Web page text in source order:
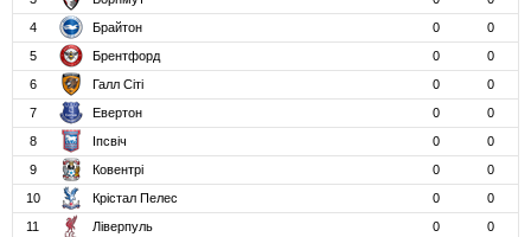
4
Брайтон 0
0
5
Брентфорд 0
0
6
Галл Сіті 0
0
7
Евертон 0
0
8
Іпсвіч 0
0
9
Ковентрі 0
0
10
Крістал Пелес 0
0
11
Ліверпуль 0
0